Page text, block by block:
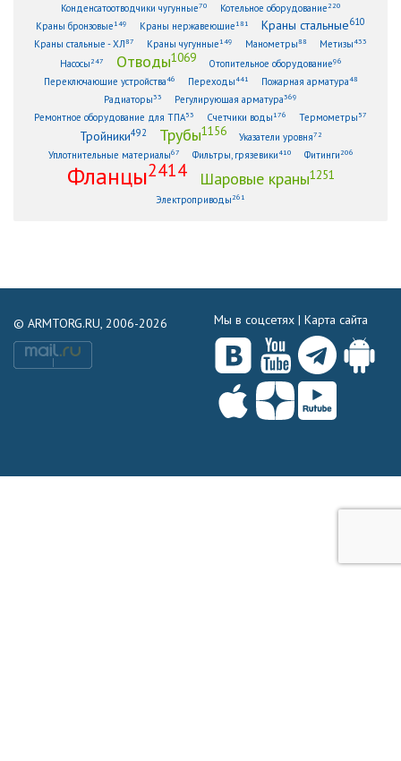
Конденсатоотводчики чугунные70 Котельное оборудование220
Краны бронзовые149 Краны нержавеющие181 Краны стальные610
Краны стальные - ХЛ87 Краны чугунные149 Манометры88 Метизы433
Насосы247 Отводы1069 Отопительное оборудование96
Переключающие устройства46 Переходы441 Пожарная арматура48
Радиаторы33 Регулирующая арматура369
Ремонтное оборудование для ТПА53 Счетчики воды176 Термометры 57
Тройники492 Трубы1156 Указатели уровня72
Уплотнительные материалы67 Фильтры, грязевики410 Фитинги206
Фланцы2414 Шаровые краны1251
Электроприводы261
© ARMTORG.RU, 2006-2026 Мы в соцсетях | Карта сайта